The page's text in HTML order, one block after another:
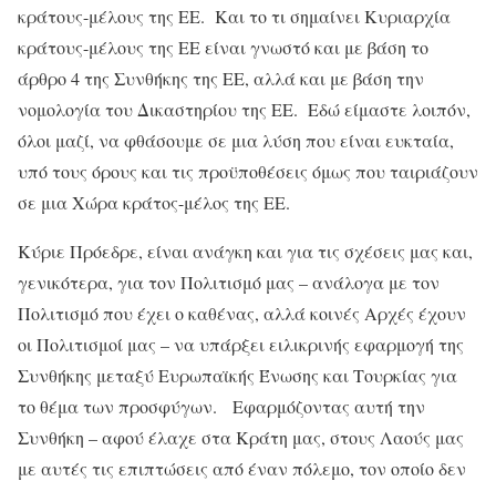
κράτους-μέλους της ΕΕ. Και το τι σημαίνει Κυριαρχία
κράτους-μέλους της ΕΕ είναι γνωστό και με βάση το
άρθρο 4 της Συνθήκης της ΕΕ, αλλά και με βάση την
νομολογία του Δικαστηρίου της ΕΕ. Εδώ είμαστε λοιπόν,
όλοι μαζί, να φθάσουμε σε μια λύση που είναι ευκταία,
υπό τους όρους και τις προϋποθέσεις όμως που ταιριάζουν
σε μια Χώρα κράτος-μέλος της ΕΕ.
Κύριε Πρόεδρε, είναι ανάγκη και για τις σχέσεις μας και,
γενικότερα, για τον Πολιτισμό μας – ανάλογα με τον
Πολιτισμό που έχει ο καθένας, αλλά κοινές Αρχές έχουν
οι Πολιτισμοί μας – να υπάρξει ειλικρινής εφαρμογή της
Συνθήκης μεταξύ Ευρωπαϊκής Ένωσης και Τουρκίας για
το θέμα των προσφύγων. Εφαρμόζοντας αυτή την
Συνθήκη – αφού έλαχε στα Κράτη μας, στους Λαούς μας
με αυτές τις επιπτώσεις από έναν πόλεμο, τον οποίο δεν